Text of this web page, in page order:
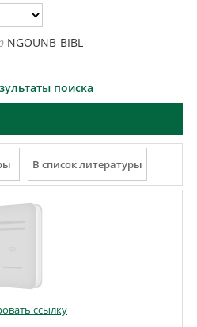
NGOUNB-BIBL-
поиска
ссылку